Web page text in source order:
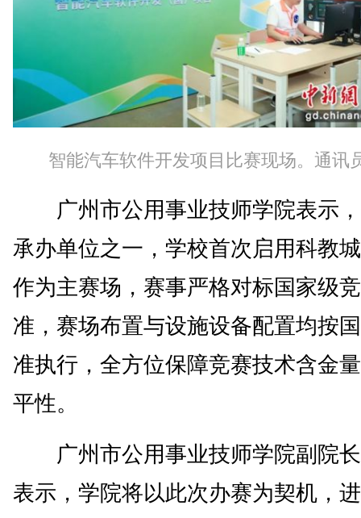
智能汽车软件开发项目比赛现场。通讯
广州市公用事业技师学院表示
承办单位之一，学校首次启用科教
作为主赛场，赛事严格对标国家级
准，赛场布置与设施设备配置均按
准执行，全方位保障竞赛技术含金
平性。
广州市公用事业技师学院副院
表示，学院将以此次办赛为契机，